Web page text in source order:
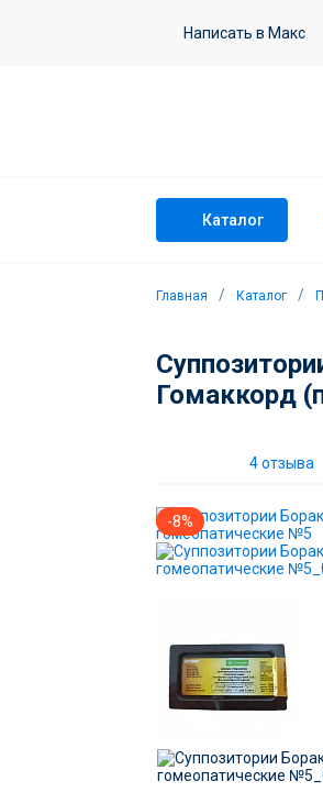
Написать в Макс
Каталог
Главная Каталог
Гомаккорд
4 отзыва
-8%